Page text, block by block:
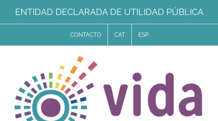
Saltar
al
ENTIDAD DECLARADA DE UTILIDAD PÚBLICA
CONTACTO CAT ESP